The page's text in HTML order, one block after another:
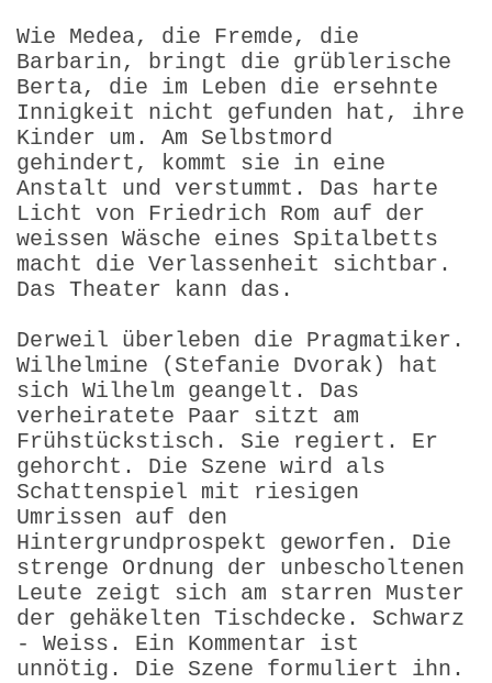
Wie Medea, die Fremde, die
Barbarin, bringt die grüblerische
Berta, die im Leben die ersehnte
Innigkeit nicht gefunden hat, ihre
Kinder um. Am Selbstmord
gehindert, kommt sie in eine
Anstalt und verstummt. Das harte
Licht von Friedrich Rom auf der
weissen Wäsche eines Spitalbetts
macht die Verlassenheit sichtbar.
Das Theater kann das.
Derweil überleben die Pragmatiker.
Wilhelmine (Stefanie Dvorak) hat
sich Wilhelm geangelt. Das
verheiratete Paar sitzt am
Frühstückstisch. Sie regiert. Er
gehorcht. Die Szene wird als
Schattenspiel mit riesigen
Umrissen auf den
Hintergrundprospekt geworfen. Die
strenge Ordnung der unbescholtenen
Leute zeigt sich am starren Muster
der gehäkelten Tischdecke. Schwarz
- Weiss. Ein Kommentar ist
unnötig. Die Szene formuliert ihn.